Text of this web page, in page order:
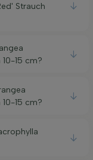
Strauch
15 cm?
15 cm?